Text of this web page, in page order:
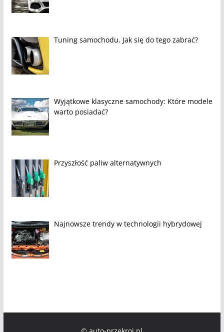
Tuning samochodu. Jak się do tego zabrać?
Wyjątkowe klasyczne samochody: Które modele
warto posiadać?
Przyszłość paliw alternatywnych
Najnowsze trendy w technologii hybrydowej